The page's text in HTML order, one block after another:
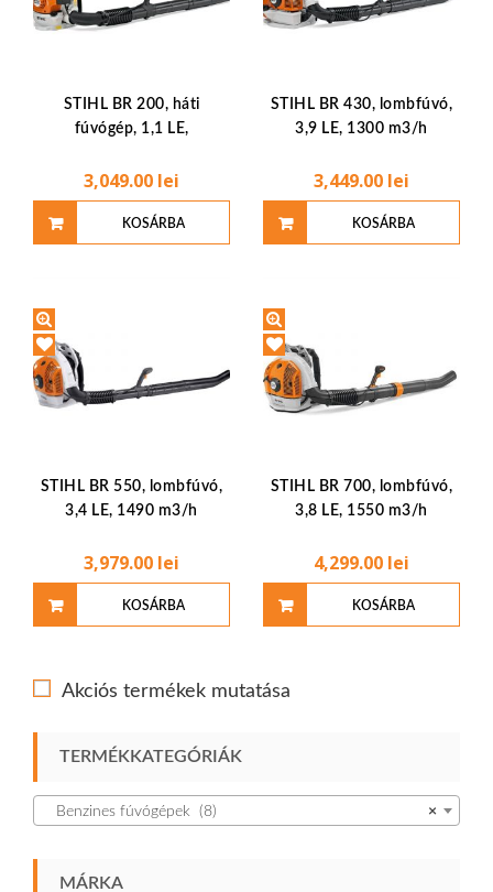
STIHL BR 200, háti
fúvógép, 1,1 LE,
3,049.00 lei
KOSÁRBA
STIHL BR 430, lombfúvó,
3,9 LE, 1300 m3/h
3,449.00 lei
KOSÁRBA
STIHL BR 550, lombfúvó,
3,4 LE, 1490 m3/h
3,979.00 lei
KOSÁRBA
STIHL BR 700, lombfúvó,
3,8 LE, 1550 m3/h
4,299.00 lei
KOSÁRBA
Akciós termékek mutatása
TERMÉKKATEGÓRIÁK
×
Benzines fúvógépek (8)
MÁRKA